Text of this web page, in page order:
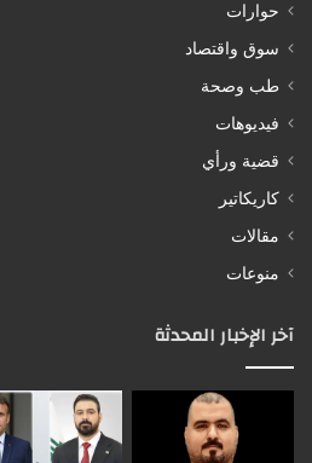
حوارات
سوق واقتصاد
طب وصحة
فيديوهات
قضية ورأي
كاريكاتير
مقالات
منوعات
آخر الإخبار المحدثة